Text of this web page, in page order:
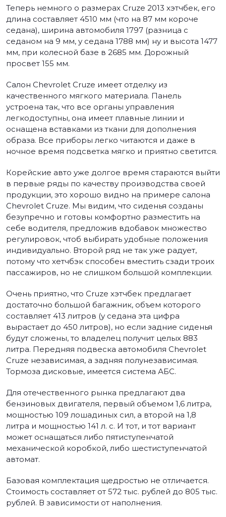
Теперь немного о размерах Cruze 2013 хэтчбек, его
длина составляет 4510 мм (что на 87 мм короче
седана), ширина автомобиля 1797 (разница с
седаном на 9 мм, у седана 1788 мм) ну и высота 1477
мм, при колесной базе в 2685 мм. Дорожный
просвет 155 мм.
Салон Chevrolet Cruze имеет отделку из
качественного мягкого материала. Панель
устроена так, что все органы управления
легкодоступны, она имеет плавные линии и
оснащена вставками из ткани для дополнения
образа. Все приборы легко читаются и даже в
ночное время подсветка мягко и приятно светится.
Корейские авто уже долгое время стараются выйти
в первые ряды по качеству производства своей
продукции, это хорошо видно на примере салона
Chevrolet Cruze. Мы видим, что сиденья созданы
безупречно и готовы комфортно разместить на
себе водителя, предложив вдобавок множество
регулировок, чтоб выбирать удобные положения
индивидуально. Второй ряд не так уже радует,
потому что хетчбэк способен вместить сзади троих
пассажиров, но не слишком большой комплекции.
Очень приятно, что Cruze хэтчбек предлагает
достаточно большой багажник, объем которого
составляет 413 литров (у седана эта цифра
вырастает до 450 литров), но если задние сиденья
будут сложены, то владелец получит целых 883
литра. Передняя подвеска автомобиля Chevrolet
Cruze независимая, а задняя полунезависимая.
Тормоза дисковые, имеется система АБС.
Для отечественного рынка предлагают два
бензиновых двигателя, первый объемом 1,6 литра,
мощностью 109 лошадиных сил, а второй на 1,8
литра и мощностью 141 л. с. И тот, и тот вариант
может оснащаться либо пятиступенчатой
механической коробкой, либо шестиступенчатой
автомат.
Базовая комплектация щедростью не отличается.
Стоимость составляет от 572 тыс. рублей до 805 тыс.
рублей. В зависимости от наполнения.